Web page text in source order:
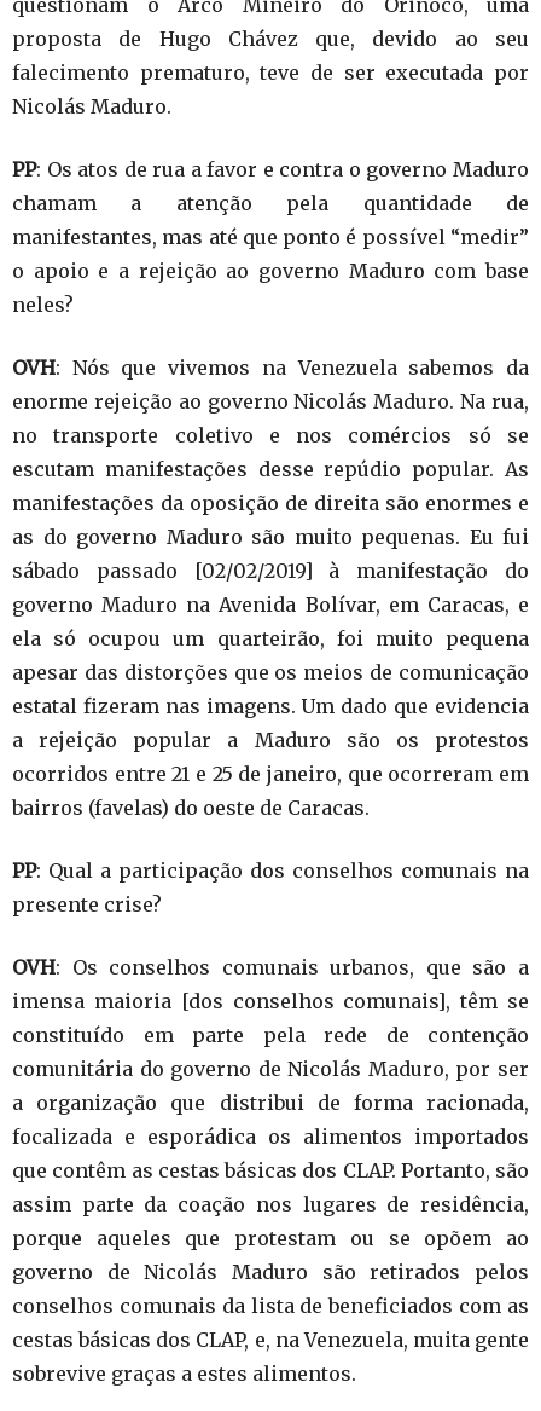
proposta de Hugo Chávez que, devido ao seu
falecimento prematuro, teve de ser executada por
Nicolás Maduro.
PP: Os atos de rua a favor e contra o governo Maduro
chamam a atenção pela quantidade de
manifestantes, mas até que ponto é possível “medir”
o apoio e a rejeição ao governo Maduro com base
neles?
OVH: Nós que vivemos na Venezuela sabemos da
enorme rejeição ao governo Nicolás Maduro. Na rua,
no transporte coletivo e nos comércios só se
escutam manifestações desse repúdio popular. As
manifestações da oposição de direita são enormes e
as do governo Maduro são muito pequenas. Eu fui
sábado passado [02/02/2019] à manifestação do
governo Maduro na Avenida Bolívar, em Caracas, e
ela só ocupou um quarteirão, foi muito pequena
apesar das distorções que os meios de comunicação
estatal fizeram nas imagens. Um dado que evidencia
a rejeição popular a Maduro são os protestos
ocorridos entre 21 e 25 de janeiro, que ocorreram em
bairros (favelas) do oeste de Caracas.
PP: Qual a participação dos conselhos comunais na
presente crise?
OVH: Os conselhos comunais urbanos, que são a
imensa maioria [dos conselhos comunais], têm se
constituído em parte pela rede de contenção
comunitária do governo de Nicolás Maduro, por ser
a organização que distribui de forma racionada,
focalizada e esporádica os alimentos importados
que contêm as cestas básicas dos CLAP. Portanto, são
assim parte da coação nos lugares de residência,
porque aqueles que protestam ou se opõem ao
governo de Nicolás Maduro são retirados pelos
conselhos comunais da lista de beneficiados com as
cestas básicas dos CLAP, e, na Venezuela, muita gente
sobrevive graças a estes alimentos.